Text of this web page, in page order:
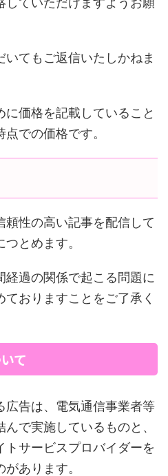
てもご返信いたしかねま
に価格を記載していること
での価格です。
頼性の高い記事を配信して
とめます。
経過の関係で起こる問題に
おりますことをご了承く
て
広告は、電気通信事業者等
で実施しているものと、
トサービスプロバイダーを
あります。